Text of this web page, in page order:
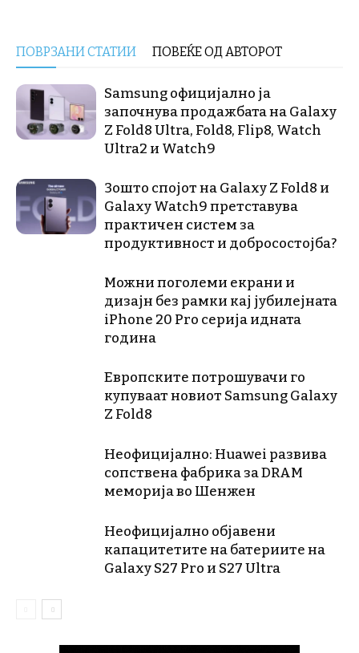
ПОВРЗАНИ СТАТИИ ПОВЕЌЕ ОД АВТОРОТ
Samsung официјално ја
започнува продажбата на Galaxy
Z Fold8 Ultra, Fold8, Flip8, Watch
Ultra2 и Watch9
Зошто спојот на Galaxy Z Fold8 и
Galaxy Watch9 претставува
практичен систем за
продуктивност и добросостојба?
Можни поголеми екрани и
дизајн без рамки кај јубилејната
iPhone 20 Pro серија идната
година
Европските потрошувачи го
купуваат новиот Samsung Galaxy
Z Fold8
Неофицијално: Huawei развива
сопствена фабрика за DRAM
меморија во Шенжен
Неофицијално објавени
капацитетите на батериите на
Galaxy S27 Pro и S27 Ultra